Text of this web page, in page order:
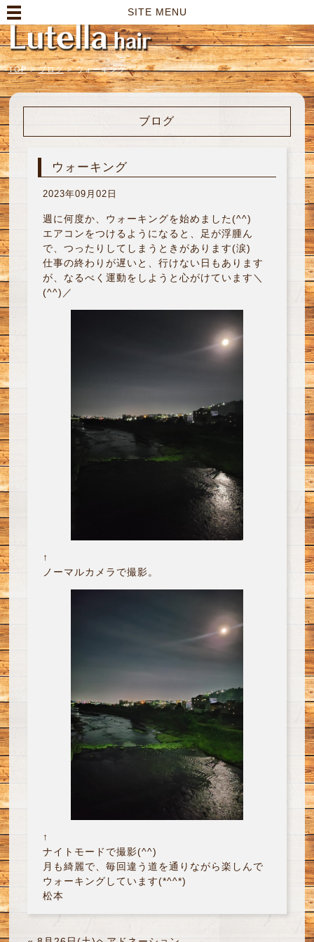
SITE MENU
TOP > ブログ > ウォーキング
ブログ
ウォーキング
2023年09月02日
週に何度か、ウォーキングを始めました(^^)
エアコンをつけるようになると、足が浮腫ん
で、つったりしてしまうときがあります(涙)
仕事の終わりが遅いと、行けない日もあります
が、なるべく運動をしようと心がけています＼
(^^)／
↑
ノーマルカメラで撮影。
↑
ナイトモードで撮影(^^)
月も綺麗で、毎回違う道を通りながら楽しんで
ウォーキングしています(*^^*)
松本